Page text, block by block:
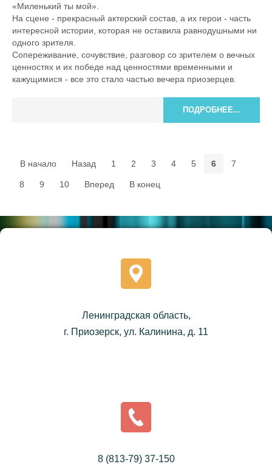
«Миленький ты мой».
На сцене - прекрасный актерский состав, а их герои - часть
интересной истории, которая не оставила равнодушными ни
одного зрителя.
Сопереживание, сочувствие, разговор со зрителем о вечных
ценностях и их победе над ценностями временными и
кажущимися - все это стало частью вечера приозерцев.
ПОДРОБНЕЕ...
В начало Назад 1 2 3 4 5 6 7
8 9 10 Вперед В конец
Ленинградская область,
г. Приозерск, ул. Калинина, д. 11
8 (813-79) 37-150